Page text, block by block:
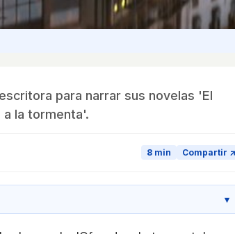
para narrar sus novelas 'El
la tormenta'.
8 min Compartir ↗
▾